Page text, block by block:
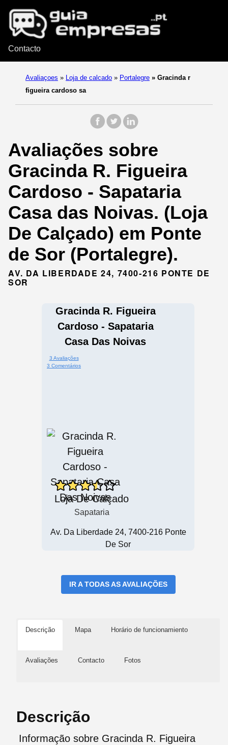
Contacto
Avaliaçoes » Loja de calcado » Portalegre » Gracinda r
figueira cardoso sa
Avaliações sobre
Gracinda R. Figueira
Cardoso - Sapataria
Casa das Noivas. (Loja
De Calçado) em Ponte
de Sor (Portalegre).
AV. DA LIBERDADE 24, 7400-216 PONTE DE
SOR
Gracinda R. Figueira
Cardoso - Sapataria
Casa Das Noivas
3 Avaliações
3 Comentários
Loja De Calçado
Sapataria
Av. Da Liberdade 24, 7400-216 Ponte
De Sor
IR A TODAS AS AVALIAÇÕES
Descrição Mapa Horário de funcionamiento
Avaliações Contacto Fotos
Descrição
Informação sobre Gracinda R. Figueira